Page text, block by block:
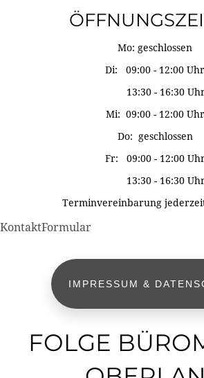
Mo: geschlossen
Di: 09:00 - 12:00 Uhr
13:30 - 16:30
Mi: 09:00 - 12:00 Uhr
Do: geschlossen
Fr: 09:00 - 12:00
13:30 - 16:30
Terminvereinbarung
KontaktFormular
IMPRESSUM &
FOLGE